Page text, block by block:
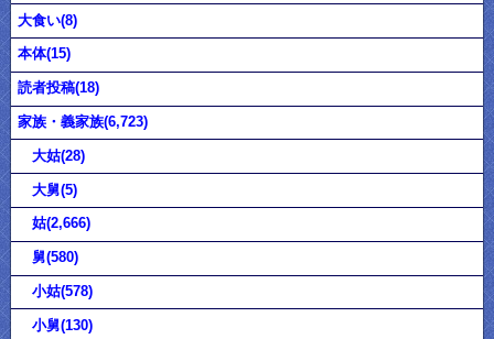
大食い(8)
本体(15)
読者投稿(18)
家族・義家族(6,723)
大姑(28)
大舅(5)
姑(2,666)
舅(580)
小姑(578)
小舅(130)